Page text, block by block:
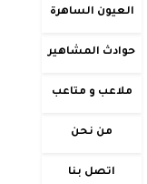
العيون الساهرة
حوادث المشاهير
ملاعب و متاعب
من نحن
اتصل بنا